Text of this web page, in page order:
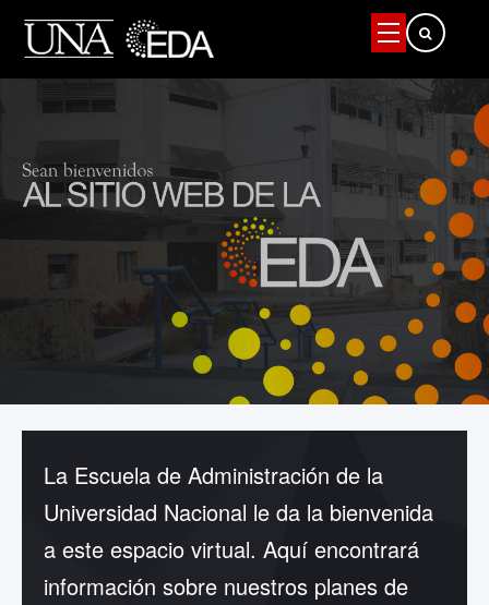
La Escuela de Administración de la
Universidad Nacional le da la bienvenida
a este espacio virtual. Aquí encontrará
información sobre nuestros planes de